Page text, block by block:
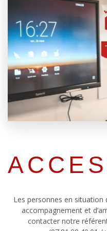
Les personnes en situation
accompagnement et
contacter notre